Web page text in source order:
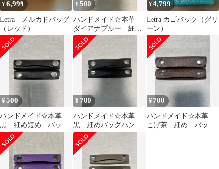
¥6,999
Letra メルカドバッグ
（レッド）
¥500
ハンドメイド☆本革
ダイアナブルー 細め
短め バッグハンド
ル ハンドルカバー
¥4,799
Letra カゴバッグ（グリ
ーン）
¥500
ハンドメイド☆本革
黒 細め短め バッグ
ハンドル ハンドルカ
バー
¥ 700
ハンドメイド☆本革
黒 細めバッグハンド
ル ハンドルカバー
¥ 700
ハンドメイド☆本革
こげ茶 細め バッグ